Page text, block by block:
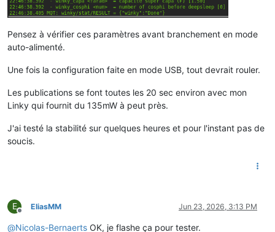
Pensez à vérifier ces paramètres avant branchement en mode
auto-alimenté.
Une fois la configuration faite en mode USB, tout devrait rouler.
Les publications se font toutes les 20 sec environ avec mon
Linky qui fournit du 135mW à peut près.
J'ai testé la stabilité sur quelques heures et pour l'instant pas de
soucis.
E
Offline
EliasMM Jun 23, 2026, 3:13 PM
@Nicolas-Bernaerts OK, je flashe ça pour tester.